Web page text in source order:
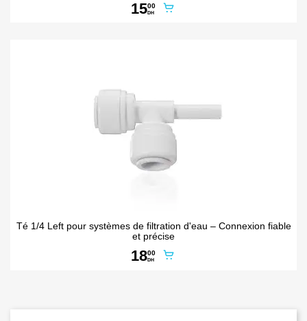
1500
DH
Té 1/4 Left pour systèmes de filtration d'eau – Connexion fiable
et précise
1800
DH